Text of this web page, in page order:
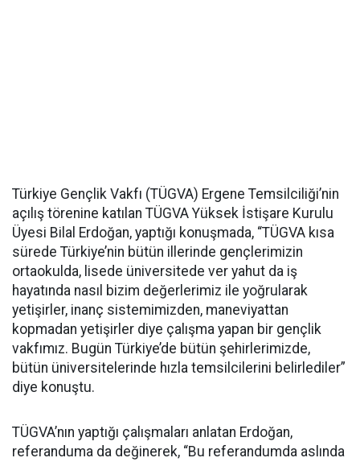
Türkiye Gençlik Vakfı (TÜGVA) Ergene Temsilciliği’nin
açılış törenine katılan TÜGVA Yüksek İstişare Kurulu
Üyesi Bilal Erdoğan, yaptığı konuşmada, “TÜGVA kısa
sürede Türkiye’nin bütün illerinde gençlerimizin
ortaokulda, lisede üniversitede ver yahut da iş
hayatında nasıl bizim değerlerimiz ile yoğrularak
yetişirler, inanç sistemimizden, maneviyattan
kopmadan yetişirler diye çalışma yapan bir gençlik
vakfımız. Bugün Türkiye’de bütün şehirlerimizde,
bütün üniversitelerinde hızla temsilcilerini belirlediler”
diye konuştu.
TÜGVA’nın yaptığı çalışmaları anlatan Erdoğan,
referanduma da değinerek, “Bu referandumda aslında